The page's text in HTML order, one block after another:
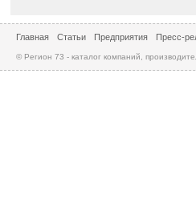
Главная Статьи Предприятия Пресс-
© Регион 73 - каталог компаний,